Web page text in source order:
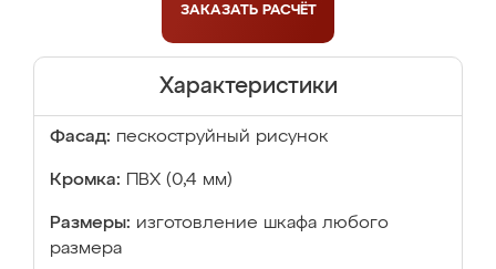
ЗАКАЗАТЬ РАСЧЁТ
Характеристики
Фасад: пескоструйный рисунок
Кромка: ПВХ (0,4 мм)
Размеры: изготовление шкафа любого
размера